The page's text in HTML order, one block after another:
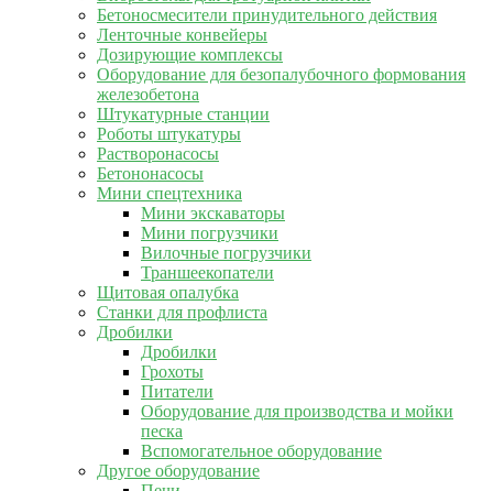
Бетоносмесители принудительного действия
Ленточные конвейеры
Дозирующие комплексы
Оборудование для безопалубочного формования
железобетона
Штукатурные станции
Роботы штукатуры
Растворонасосы
Бетононасосы
Мини спецтехника
Мини экскаваторы
Мини погрузчики
Вилочные погрузчики
Траншеекопатели
Щитовая опалубка
Станки для профлиста
Дробилки
Дробилки
Грохоты
Питатели
Оборудование для производства и мойки
песка
Вспомогательное оборудование
Другое оборудование